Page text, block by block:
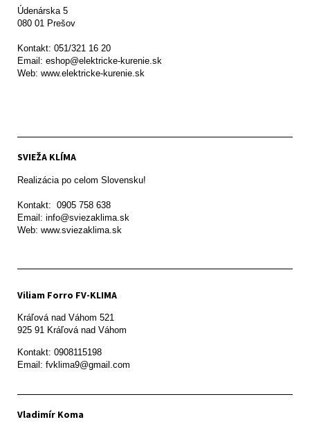
Údenárska 5
080 01 Prešov
Kontakt: 051/321 16 20
Email: eshop@elektricke-kurenie.sk
Web: www.elektricke-kurenie.sk
SVIEŽA KLÍMA
Realizácia po celom Slovensku!
Kontakt:  0905 758 638
Email: info@sviezaklima.sk
Web: www.sviezaklima.sk
Viliam Forro FV-KLIMA
Kráľová nad Váhom 521
Kontakt: 0908115198
Email: fvklima9@gmail.com
Vladimír Koma